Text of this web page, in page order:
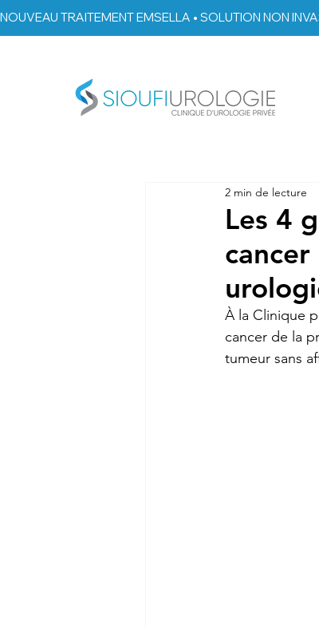
NOUVEAU TRAITEMENT EMSELLA • SOLUTION NON
Les 4
2 min de lecture
À la Clinique
cancer de la
tumeur sans